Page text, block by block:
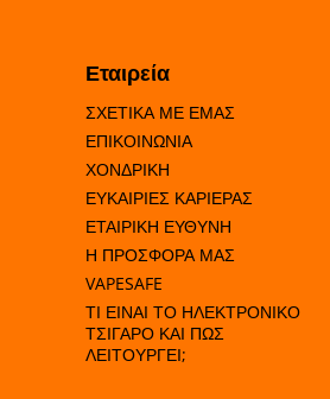
Εταιρεία
ΣΧΕΤΙΚΑ ΜΕ ΕΜΑΣ
ΕΠΙΚΟΙΝΩΝΙΑ
ΧΟΝΔΡΙΚΗ
ΕΥΚΑΙΡΙΕΣ ΚΑΡΙΕΡΑΣ
ΕΤΑΙΡΙΚΗ ΕΥΘΥΝΗ
Η ΠΡΟΣΦΟΡΑ ΜΑΣ
VAPESAFE
ΤΙ ΕΙΝΑΙ ΤΟ ΗΛΕΚΤΡΟΝΙΚΟ
ΤΣΙΓΑΡΟ ΚΑΙ ΠΩΣ
ΛΕΙΤΟΥΡΓΕΙ;